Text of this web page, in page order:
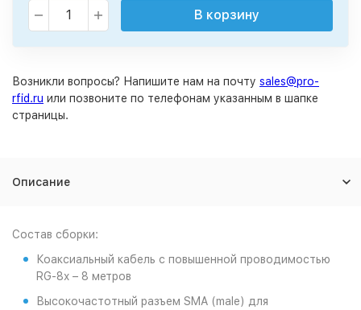
В корзину
Возникли вопросы? Напишите нам на почту sales@pro-
rfid.ru или позвоните по телефонам указанным в шапке
страницы.
Описание
Состав сборки:
Коаксиальный кабель с повышенной проводимостью
RG-8x – 8 метров
Высокочастотный разъем SMA (male) для